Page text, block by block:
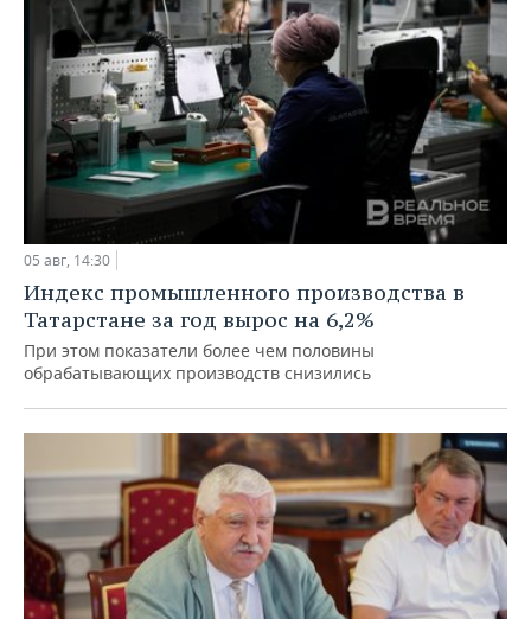
05 авг, 14:30
Индекс промышленного производства в
Татарстане за год вырос на 6,2%
При этом показатели более чем половины
обрабатывающих производств снизились